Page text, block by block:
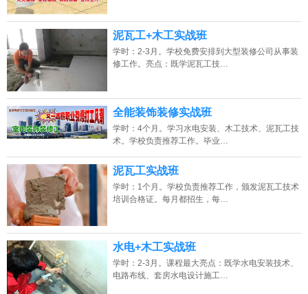
2026年8月8号黑龙江苏同学（131****8855）报名:
2026年8月8号_湖南_刘同学（135****3977）报名:【装修木工培训班】
2026年8月8号_上海_吴同学（135****0479）报名:【装修木工培训班】
泥瓦工+木工实战班
学时：2-3月。学校免费安排到大型装修公司从事装
修工作。亮点：既学泥瓦工技…
全能装饰装修实战班
学时：4个月。学习水电安装、木工技术、泥瓦工技
术。学校负责推荐工作。毕业…
泥瓦工实战班
学时：1个月。学校负责推荐工作，颁发泥瓦工技术
培训合格证。每月都招生，每…
水电+木工实战班
学时：2-3月。课程最大亮点：既学水电安装技术、
电路布线、套房水电设计施工…